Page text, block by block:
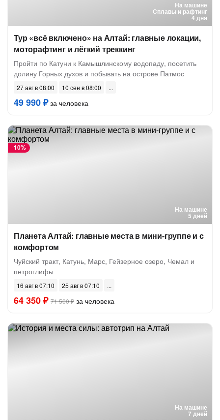
На машине
Сплавы и рафтинг
4 дня
Тур «всё включено» на Алтай: главные локации,
моторафтинг и лёгкий треккинг
Пройти по Катуни к Камышлинскому водопаду, посетить
долину Горных духов и побывать на острове Патмос
27 авг в 08:00 10 сен в 08:00
49 990 ₽за человека
На машине
5 дней
-10%
Планета Алтай: главные места в мини-группе и с
комфортом
Чуйский тракт, Катунь, Марс, Гейзерное озеро, Чемал и
петроглифы
16 авг в 07:10 25 авг в 07:10
64 350 ₽ 71 500 ₽ за человека
На машине
7 дней